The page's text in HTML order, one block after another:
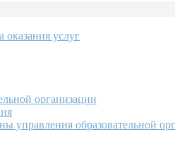
оказания услуг
организации
управления образовательной